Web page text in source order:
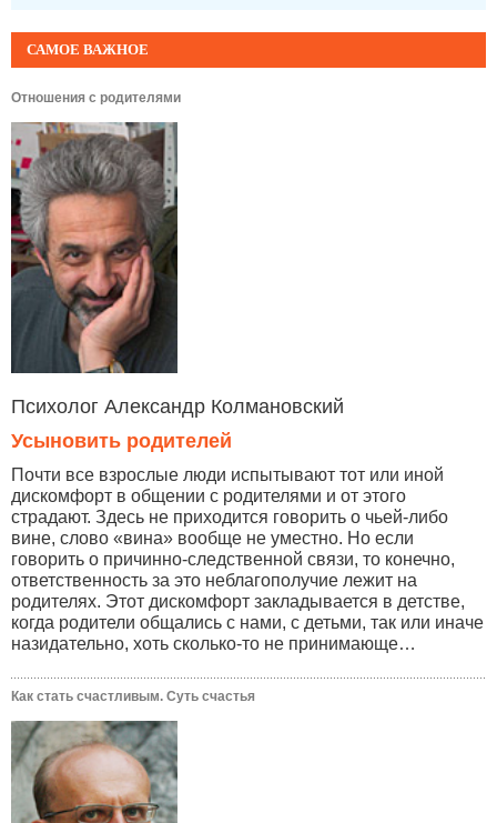
САМОЕ ВАЖНОЕ
Отношения с родителями
Психолог Александр Колмановский
Усыновить родителей
Почти все взрослые люди испытывают тот или иной
дискомфорт в общении с родителями и от этого
страдают. Здесь не приходится говорить о чьей-либо
вине, слово «вина» вообще не уместно. Но если
говорить о причинно-следственной связи, то конечно,
ответственность за это неблагополучие лежит на
родителях. Этот дискомфорт закладывается в детстве,
когда родители общались с нами, с детьми, так или иначе
назидательно, хоть сколько-то не принимающе…
Как стать счастливым. Суть счастья